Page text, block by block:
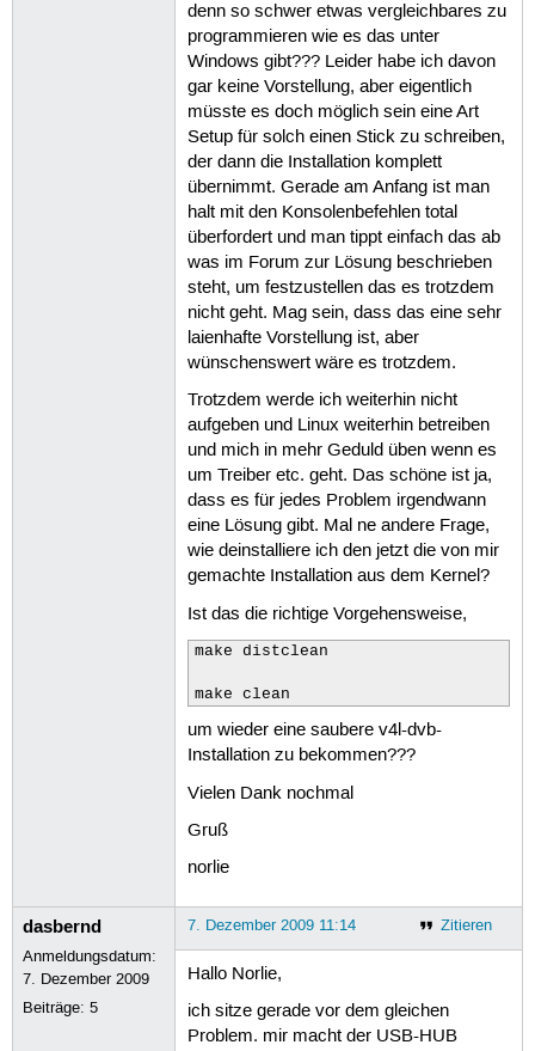
denn so schwer etwas vergleichbares zu
programmieren wie es das unter
Windows gibt??? Leider habe ich davon
gar keine Vorstellung, aber eigentlich
müsste es doch möglich sein eine Art
Setup für solch einen Stick zu schreiben,
der dann die Installation komplett
übernimmt. Gerade am Anfang ist man
halt mit den Konsolenbefehlen total
überfordert und man tippt einfach das ab
was im Forum zur Lösung beschrieben
steht, um festzustellen das es trotzdem
nicht geht. Mag sein, dass das eine sehr
laienhafte Vorstellung ist, aber
wünschenswert wäre es trotzdem.
Trotzdem werde ich weiterhin nicht
aufgeben und Linux weiterhin betreiben
und mich in mehr Geduld üben wenn es
um Treiber etc. geht. Das schöne ist ja,
dass es für jedes Problem irgendwann
eine Lösung gibt. Mal ne andere Frage,
wie deinstalliere ich den jetzt die von mir
gemachte Installation aus dem Kernel?
Ist das die richtige Vorgehensweise,
make distclean
make clean
um wieder eine saubere v4l-dvb-
Installation zu bekommen???
Vielen Dank nochmal
Gruß
norlie
dasbernd
Anmeldungsdatum:
7. Dezember 2009
Beiträge:5
Zitieren
7. Dezember 2009 11:14
Hallo Norlie,
ich sitze gerade vor dem gleichen
Problem. mir macht der USB-HUB